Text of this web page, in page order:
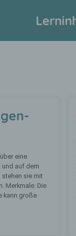
eine
auf dem
sie mit
Merkmale: Die
kann große